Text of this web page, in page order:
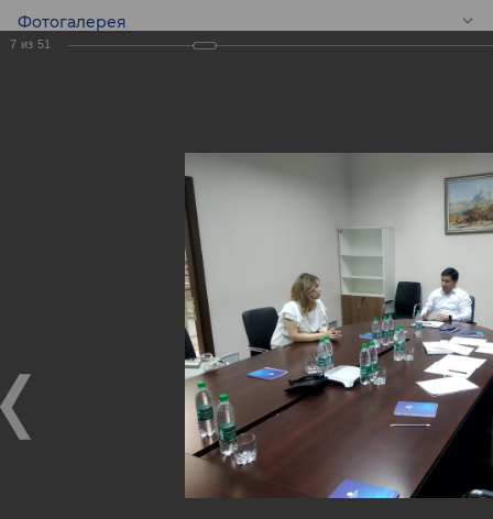
Фотогалерея
Встреча с
предпринимателями
Встреча с предпринимателями
7 из 51